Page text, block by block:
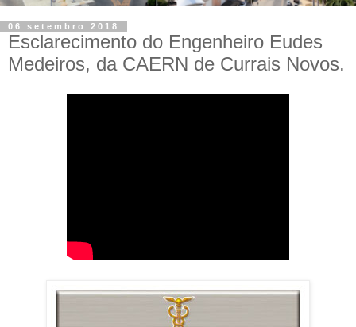
06 setembro 2018
Esclarecimento do Engenheiro Eudes
Medeiros, da CAERN de Currais Novos.